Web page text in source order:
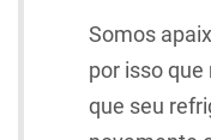
Somos
por isso
que seu